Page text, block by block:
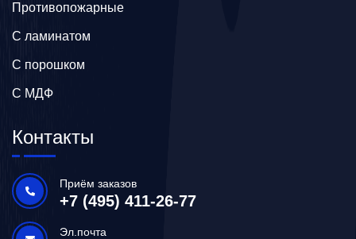
Противопожарные
С ламинатом
С порошком
С МДФ
Контакты
Приём заказов
+7 (495) 411-26-77
Эл.почта